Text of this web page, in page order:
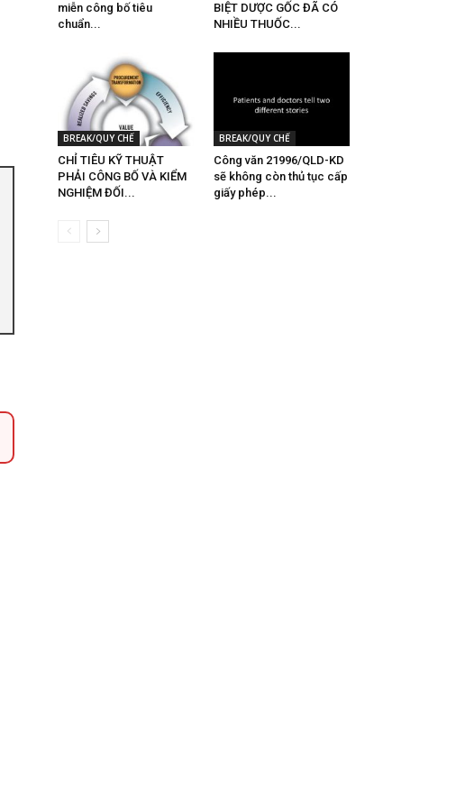
miễn công bố tiêu
chuẩn...
BIỆT DƯỢC GỐC ĐÃ CÓ
NHIỀU THUỐC...
BREAK/QUY CHẾ
CHỈ TIÊU KỸ THUẬT
PHẢI CÔNG BỐ VÀ KIỂM
NGHIỆM ĐỐI...
BREAK/QUY CHẾ
Công văn 21996/QLD-KD
sẽ không còn thủ tục cấp
giấy phép...